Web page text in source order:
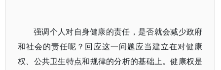
强调个人对自身健康的责任，是否就会减少政府
和社会的责任呢？回应这一问题应当建立在对健康
权、公共卫生特点和规律的分析的基础上。健康权是